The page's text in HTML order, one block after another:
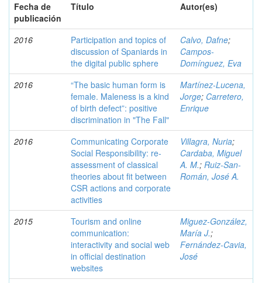
Fecha de
publicación
Título Autor(es)
2016
Participation and topics of
discussion of Spaniards in
the digital public sphere
Calvo, Dafne;
Campos-
Domínguez, Eva
2016
“The basic human form is
female. Maleness is a kind
of birth defect”: positive
discrimination in "The Fall"
Martínez-Lucena,
Jorge; Carretero,
Enrique
2016
Communicating Corporate
Social Responsibility: re-
assessment of classical
theories about fit between
CSR actions and corporate
activities
Villagra, Nuria;
Cardaba, Miguel
A. M.; Ruiz-San-
Román, José A.
2015
Tourism and online
communication:
interactivity and social web
in official destination
websites
Miguez-González,
María J.;
Fernández-Cavia,
José